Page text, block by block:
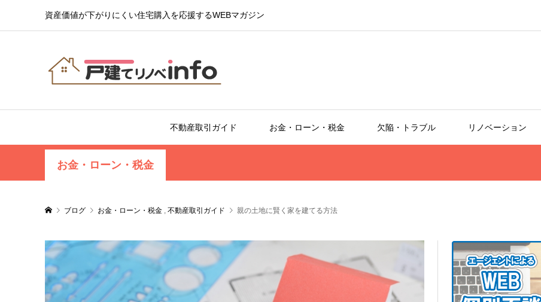
資産価値が下がりにくい住宅購入を応援するWEBマガジン
不動産取引ガイド お金・ローン・税金 欠陥・トラブル リノベーション
お金・ローン・税金
ブログ お金・ローン・税金 , 不動産取引ガイド 親の土地に賢く家を建てる方法